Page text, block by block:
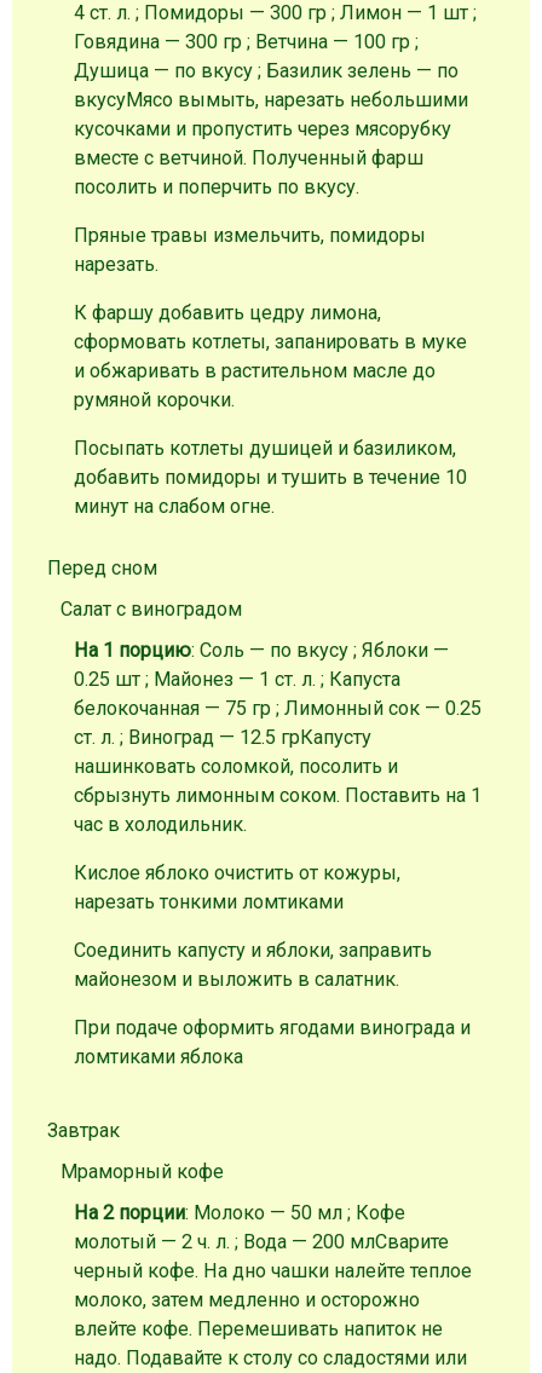
4 ст. л. ; Помидоры — 300 гр ; Лимон — 1 шт ;
Говядина — 300 гр ; Ветчина — 100 гр ;
Душица — по вкусу ; Базилик зелень — по
вкусуМясо вымыть, нарезать небольшими
кусочками и пропустить через мясорубку
вместе с ветчиной. Полученный фарш
посолить и поперчить по вкусу.
Пряные травы измельчить, помидоры
нарезать.
К фаршу добавить цедру лимона,
сформовать котлеты, запанировать в муке
и обжаривать в растительном масле до
румяной корочки.
Посыпать котлеты душицей и базиликом,
добавить помидоры и тушить в течение 10
минут на слабом огне.
Перед сном
Салат с виноградом
На 1 порцию: Соль — по вкусу ; Яблоки —
0.25 шт ; Майонез — 1 ст. л. ; Капуста
белокочанная — 75 гр ; Лимонный сок — 0.25
ст. л. ; Виноград — 12.5 грКапусту
нашинковать соломкой, посолить и
сбрызнуть лимонным соком. Поставить на 1
час в холодильник.
Кислое яблоко очистить от кожуры,
нарезать тонкими ломтиками
Соединить капусту и яблоки, заправить
майонезом и выложить в салатник.
При подаче оформить ягодами винограда и
ломтиками яблока
Завтрак
Мраморный кофе
На 2 порции: Молоко — 50 мл ; Кофе
молотый — 2 ч. л. ; Вода — 200 млСварите
черный кофе. На дно чашки налейте теплое
молоко, затем медленно и осторожно
влейте кофе. Перемешивать напиток не
надо. Подавайте к столу со сладостями или